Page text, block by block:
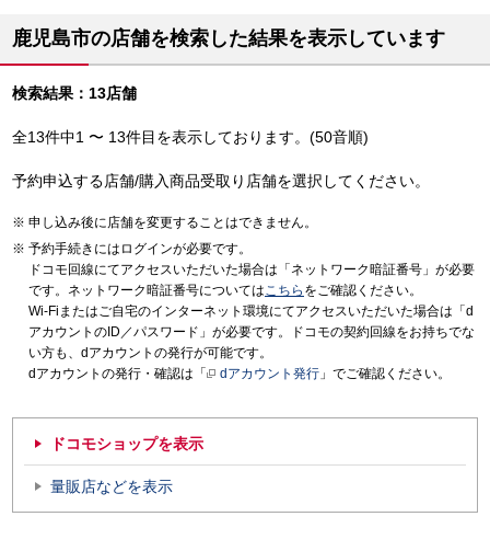
鹿児島市の店舗を検索した結果を表示しています
検索結果：13店舗
全13件中1 〜 13件目を表示しております。(50音順)
予約申込する店舗/購入商品受取り店舗を選択してください。
申し込み後に店舗を変更することはできません。
予約手続きにはログインが必要です。
ドコモ回線にてアクセスいただいた場合は「ネットワーク暗証番号」が必要
です。ネットワーク暗証番号についてはこちら をご確認ください。
Wi-Fiまたはご自宅のインターネット環境にてアクセスいただいた場合は「d
アカウントのID／パスワード」が必要です。ドコモの契約回線をお持ちでな
い方も、dアカウントの発行が可能です。
dアカウントの発行・確認は「
dアカウント発行 」でご確認ください。
ドコモショップを表示
量販店などを表示